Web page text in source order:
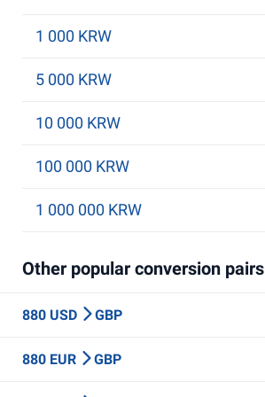
1 000 KRW
5 000 KRW
10 000 KRW
100 000 KRW
1 000 000 KRW
Other popular conversion pairs
880 USD GBP
880 EUR GBP